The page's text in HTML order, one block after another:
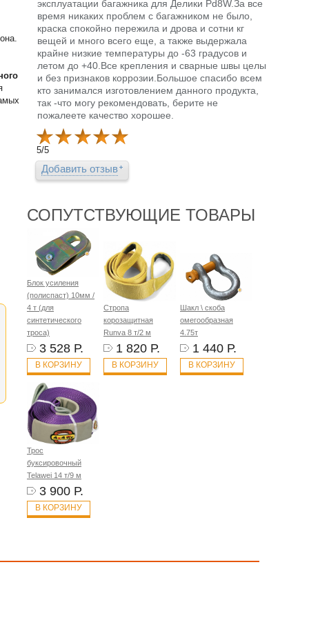
эксплуатации багажника для Делики Pd8W.За все
время никаких проблем с багажником не было,
краска спокойно пережила и дрова и сотни кг
вещей и много всего еще, а также выдержала
крайне низкие температуры до -63 градусов и
летом до +40.Все крепления и сварные швы целы
и без признаков коррозии.Большое спасибо всем
кто занимался изготовлением данного продукта,
так -что могу рекомендовать, берите не
пожалеете качество хорошее.
5/5
Добавить отзыв
СОПУТСТВУЮЩИЕ ТОВАРЫ
Блок усиления
(полиспаст) 10мм /
4 т (для
синтетического
троса)
3 528 Р.
В КОРЗИНУ
Стропа
корозащитная
Runva 8 т/2 м
1 820 Р.
В КОРЗИНУ
Шакл \ скоба
омегообразная
4.75т
1 440 Р.
В КОРЗИНУ
Трос
буксировочный
Telawei 14 т/9 м
3 900 Р.
В КОРЗИНУ